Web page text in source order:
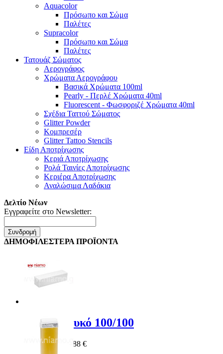
Aquacolor
Πρόσωπο και Σώμα
Παλέτες
Supracolor
Πρόσωπο και Σώμα
Παλέτες
Τατουάζ Σώματος
Αερογράφος
Χρώματα Αερογράφου
Βασικά Χρώματα 100ml
Pearly - Περλέ Χρώματα 40ml
Fluorescent - Φωσφοριζέ Χρώματα 40ml
Σχέδια Ταττού Σώματος
Glitter Powder
Κομπρεσέρ
Glitter Tattoo Stencils
Είδη Αποτρίχωσης
Κεριά Αποτρίχωσης
Ρολά Ταινίες Αποτρίχωσης
Κεριέρα Αποτρίχωσης
Αναλώσιμα Λαδάκια
Δελτίο Νέων
Εγγραφείτε στο Newsletter:
Συνδρομή
ΔΗΜΟΦΙΛΕΣΤΕΡΑ ΠΡΟΪΟΝΤΑ
Buffer Λευκό 100/100
Special Price
0,88 €